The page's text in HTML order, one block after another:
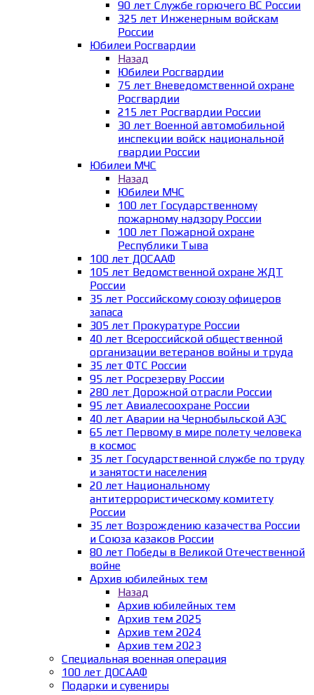
90 лет Службе горючего ВС России
325 лет Инженерным войскам
России
Юбилеи Росгвардии
Назад
Юбилеи Росгвардии
75 лет Вневедомственной охране
Росгвардии
215 лет Росгвардии России
30 лет Военной автомобильной
инспекции войск национальной
гвардии России
Юбилеи МЧС
Назад
Юбилеи МЧС
100 лет Государственному
пожарному надзору России
100 лет Пожарной охране
Республики Тыва
100 лет ДОСААФ
105 лет Ведомственной охране ЖДТ
России
35 лет Российскому союзу офицеров
запаса
305 лет Прокуратуре России
40 лет Всероссийской общественной
организации ветеранов войны и труда
35 лет ФТС России
95 лет Росрезерву России
280 лет Дорожной отрасли России
95 лет Авиалесоохране России
40 лет Аварии на Чернобыльской АЭС
65 лет Первому в мире полету человека
в космос
35 лет Государственной службе по труду
и занятости населения
20 лет Национальному
антитеррористическому комитету
России
35 лет Возрождению казачества России
и Союза казаков России
80 лет Победы в Великой Отечественной
войне
Архив юбилейных тем
Назад
Архив юбилейных тем
Архив тем 2025
Архив тем 2024
Архив тем 2023
Специальная военная операция
100 лет ДОСААФ
Подарки и сувениры